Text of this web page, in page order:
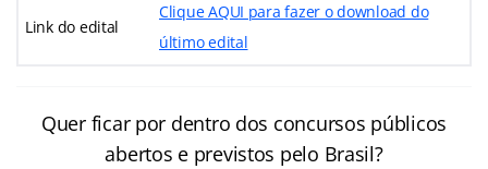
Link do edital
Clique AQUI para fazer o download do
último edital
Quer ficar por dentro dos concursos públicos
abertos e previstos pelo Brasil?